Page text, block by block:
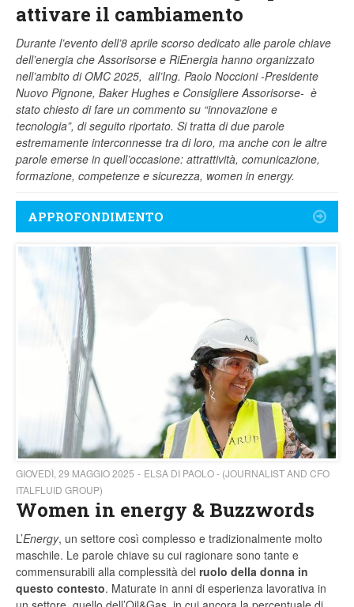
attivare il cambiamento
Durante l’evento dell’8 aprile scorso dedicato alle parole chiave
dell’energia che Assorisorse e RiEnergia hanno organizzato
nell’ambito di OMC 2025, all’Ing. Paolo Noccioni -Presidente
Nuovo Pignone, Baker Hughes e Consigliere Assorisorse- è
stato chiesto di fare un commento su “innovazione e
tecnologia”, di seguito riportato. Si tratta di due parole
estremamente interconnesse tra di loro, ma anche con le altre
parole emerse in quell’occasione: attrattività, comunicazione,
formazione, competenze e sicurezza, women in energy.
APPROFONDIMENTO
GIOVEDÌ, 29 MAGGIO 2025
ELSA DI PAOLO - (JOURNALIST AND CFO
ITALFLUID GROUP)
Women in energy & Buzzwords
L’Energy, un settore così complesso e tradizionalmente molto
maschile. Le parole chiave su cui ragionare sono tante e
commensurabili alla complessità del ruolo della donna in
questo contesto. Maturate in anni di esperienza lavorativa in